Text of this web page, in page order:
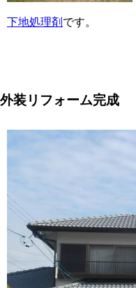
下地処理剤 です。
外装リフォーム完成